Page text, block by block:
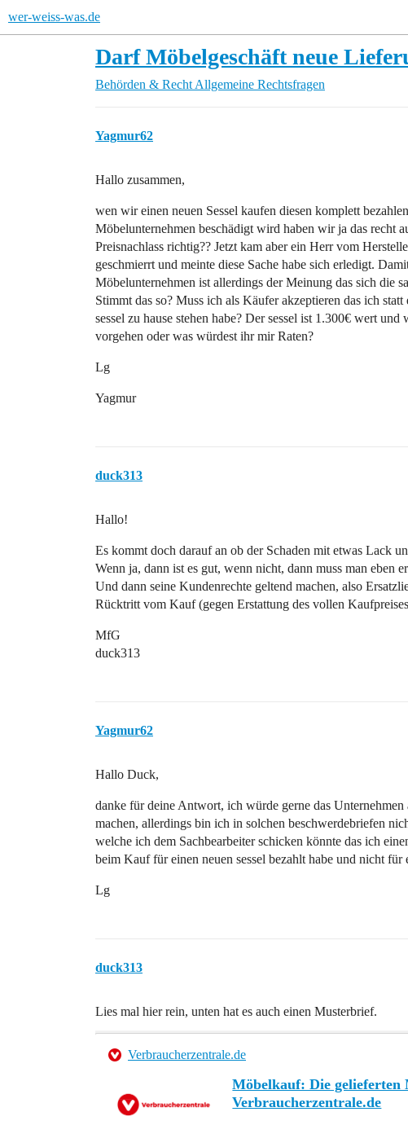
wer-weiss-was.de
Darf Möbelgeschäft neue
Behörden & Recht Allgemeine Rechtsfragen
Yagmur62
Hallo zusammen,
wen wir einen neuen Sessel kaufen diesen komplett
Möbelunternehmen beschädigt wird haben wir ja das recht
Preisnachlass richtig?? Jetzt kam aber ein Herr vom
geschmierrt und meinte diese Sache habe sich erledigt.
Möbelunternehmen ist allerdings der Meinung das sich die
Stimmt das so? Muss ich als Käufer akzeptieren das ich statt
sessel zu hause stehen habe? Der sessel ist 1.300€ wert
vorgehen oder was würdest ihr mir Raten?
Lg
Yagmur
duck313
Hallo!
Es kommt doch darauf an ob der Schaden mit etwas Lack
Wenn ja, dann ist es gut, wenn nicht, dann muss man eben
Und dann seine Kundenrechte geltend machen, also
Rücktritt vom Kauf (gegen Erstattung des vollen
MfG
duck313
Yagmur62
Hallo Duck,
danke für deine Antwort, ich würde gerne das
machen, allerdings bin ich in solchen beschwerdebriefen
welche ich dem Sachbearbeiter schicken könnte das ich
beim Kauf für einen neuen sessel bezahlt habe und nicht für
Lg
duck313
Lies mal hier rein, unten hat es auch einen Musterbrief.
Verbraucherzentrale.de
Möbelkauf: Die gelieferten
Verbraucherzentrale.de